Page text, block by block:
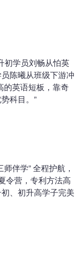
初学员刘畅从怕英
陈曦从班级下游冲
的英语短板，靠奇
科目。”
伴学” 全程护航，
令营，专利方法高
、初升高学子完美